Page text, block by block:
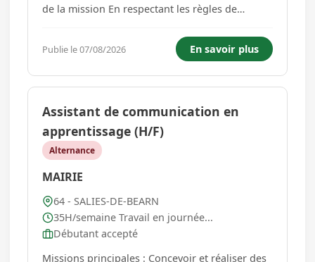
de la mission En respectant les règles de
Préparer les entrées, plats et desserts -
Effectuer une petite manutention éventuelle -
Maintenir vot...
Publie le 07/08/2026 En savoir plus
Assistant de communication en
apprentissage (H/F)
Alternance
MAIRIE
64 - SALIES-DE-BEARN
35H/semaine Travail en journée...
Débutant accepté
Missions principales : Concevoir et réaliser des